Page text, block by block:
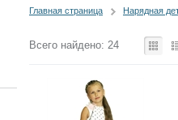
Главная страница Нарядная
Всего найдено: 24